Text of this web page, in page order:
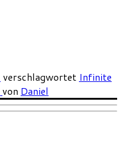
verschlagwortet Infinite
von Daniel